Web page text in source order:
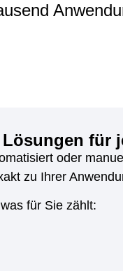
für
oder
zu Ihrer
für Sie zählt: